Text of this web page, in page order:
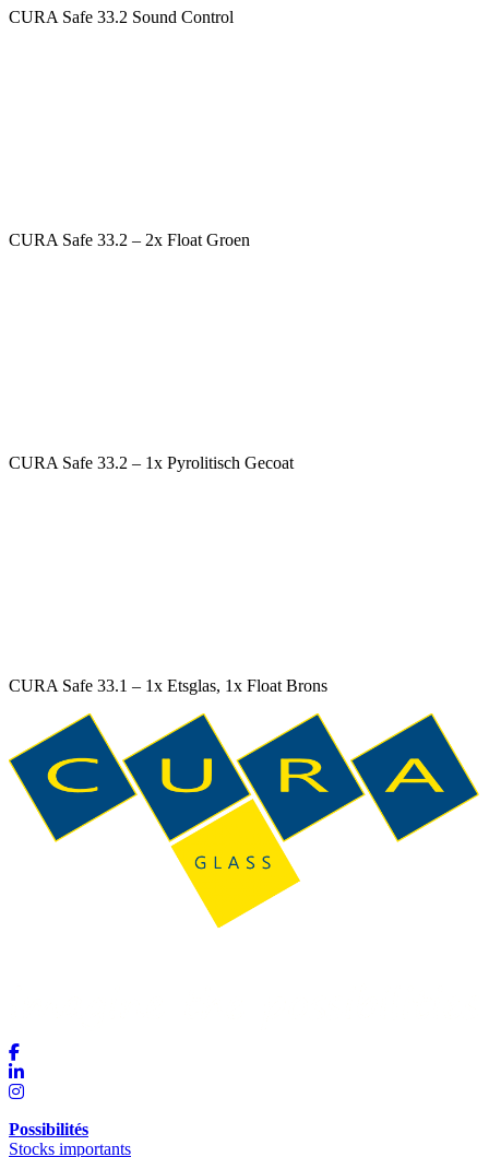
CURA Safe 33.2 Sound Control
CURA Safe 33.2 – 2x Float Groen
CURA Safe 33.2 – 1x Pyrolitisch Gecoat
CURA Safe 33.1 – 1x Etsglas, 1x Float Brons
Possibilités
Stocks importants